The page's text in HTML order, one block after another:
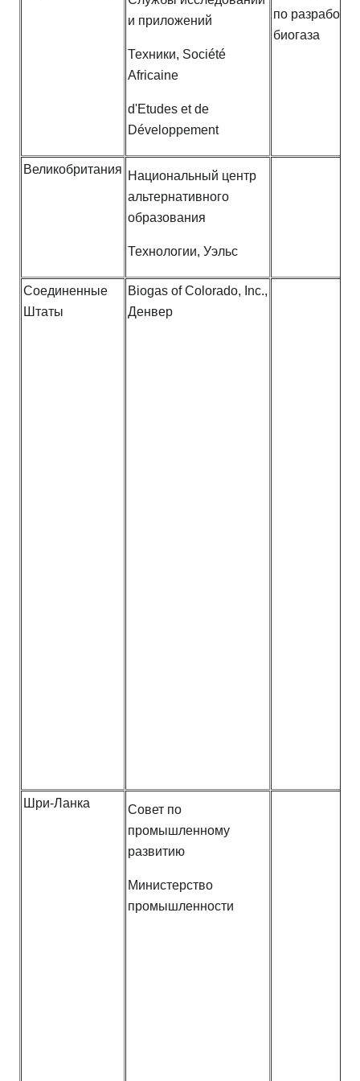
и приложений
Техники, Société
Africaine
d'Etudes et de
Développement
по разработке
биогаза
Великобритания Национальный центр
альтернативного
образования
Технологии, Уэльс
Соединенные
Штаты
Biogas of Colorado, Inc.,
Денвер
Шри-Ланка
Совет по
промышленному
развитию
Министерство
промышленности